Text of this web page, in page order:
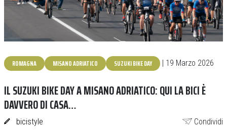
ROMAGNA MISANO ADRIATICO SUZUKI BIKE DAY | 19 Marzo 2026
IL SUZUKI BIKE DAY A MISANO ADRIATICO: QUI LA BICI È
DAVVERO DI CASA…
bicistyle Condividi